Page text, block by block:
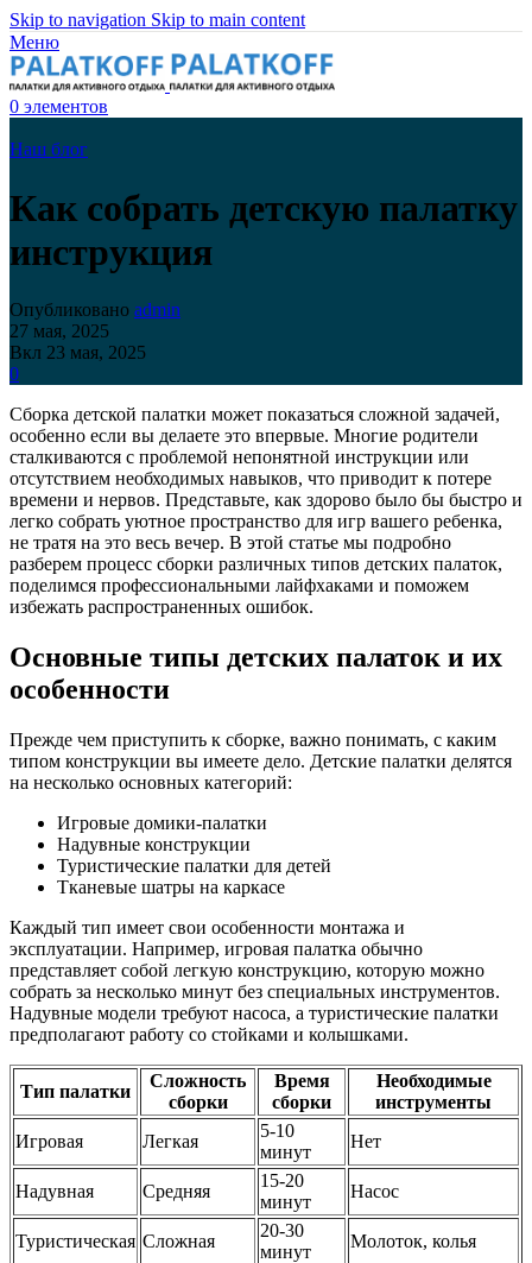
Skip to navigation Skip to main content
Меню
0 элементов
Наш блог
Как собрать детскую палатку
инструкция
Опубликовано admin
27 мая, 2025
Вкл 23 мая, 2025
0
Сборка детской палатки может показаться сложной задачей,
особенно если вы делаете это впервые. Многие родители
сталкиваются с проблемой непонятной инструкции или
отсутствием необходимых навыков, что приводит к потере
времени и нервов. Представьте, как здорово было бы быстро и
легко собрать уютное пространство для игр вашего ребенка,
не тратя на это весь вечер. В этой статье мы подробно
разберем процесс сборки различных типов детских палаток,
поделимся профессиональными лайфхаками и поможем
избежать распространенных ошибок.
Основные типы детских палаток и их
особенности
Прежде чем приступить к сборке, важно понимать, с каким
типом конструкции вы имеете дело. Детские палатки делятся
на несколько основных категорий:
Игровые домики-палатки
Надувные конструкции
Туристические палатки для детей
Тканевые шатры на каркасе
Каждый тип имеет свои особенности монтажа и
эксплуатации. Например, игровая палатка обычно
представляет собой легкую конструкцию, которую можно
собрать за несколько минут без специальных инструментов.
Надувные модели требуют насоса, а туристические палатки
предполагают работу со стойками и колышками.
Тип палатки
Сложность
сборки
Время
сборки
Необходимые
инструменты
Игровая
Легкая
5-10
минут
Нет
Надувная Средняя
15-20
минут
Насос
Туристическая Сложная
20-30
минут
Молоток, колья